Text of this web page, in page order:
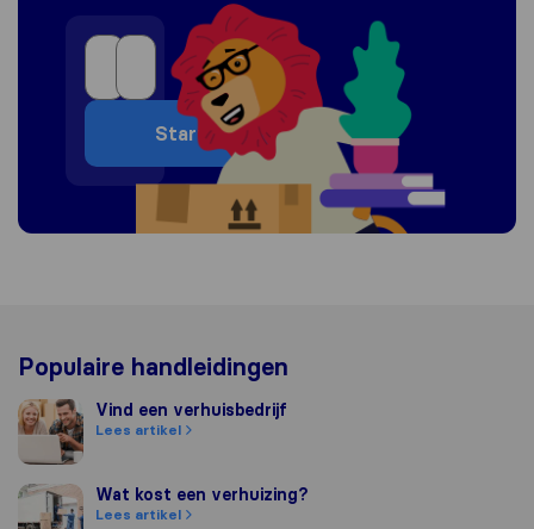
Populaire handleidingen
Vind een verhuisbedrijf
Vind een verhuisbedrijf
Lees artikel
Wat kost een verhuizing?
Wat kost een verhuizing?
Lees artikel
Start